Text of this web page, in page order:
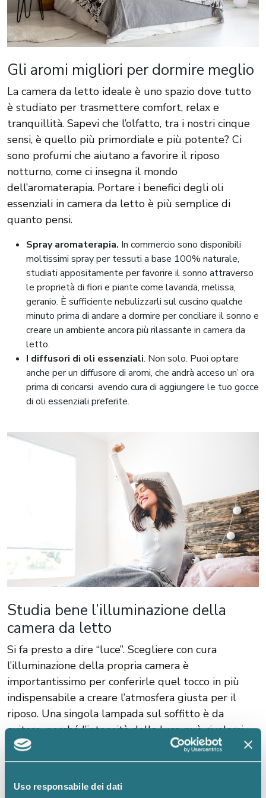
Uso responsabile dei dati
Gli aromi migliori per dormire meglio
La camera da letto ideale è uno spazio dove tutto
è studiato per trasmettere comfort, relax e
tranquillità. Sapevi che l’olfatto, tra i nostri cinque
sensi, è quello più primordiale e più potente? Ci
sono profumi che aiutano a favorire il riposo
notturno, come ci insegna il mondo
dell’aromaterapia. Portare i benefici degli oli
essenziali in camera da letto è più semplice di
quanto pensi.
Spray aromaterapia. In commercio sono disponibili
moltissimi spray per tessuti a base 100% naturale,
studiati appositamente per favorire il sonno attraverso
le proprietà di fiori e piante come lavanda, melissa,
geranio. È sufficiente nebulizzarli sul cuscino qualche
minuto prima di andare a dormire per conciliare il sonno e
creare un ambiente ancora più rilassante in camera da
letto.
I diffusori di oli essenziali. Non solo. Puoi optare
anche per un diffusore di aromi, che andrà acceso un’ ora
prima di coricarsi avendo cura di aggiungere le tuo gocce
di oli essenziali preferite.
Studia bene l’illuminazione della
camera da letto
Si fa presto a dire “luce”. Scegliere con cura
l’illuminazione della propria camera è
importantissimo per conferirle quel tocco in più
indispensabile a creare l’atmosfera giusta per il
riposo. Una singola lampada sul soffitto è da
evitare, perché l’intensità della luce può rivelarsi
eccessiva e disturbare la vista nei momenti che
precedono il sonno. Per illuminare al meglio la
emanano una luce meno diretta. Anche la luce sui